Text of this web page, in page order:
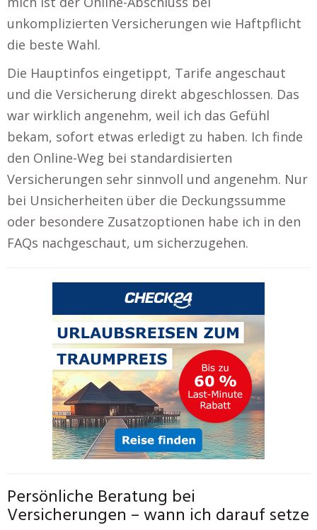
unkomplizierten Versicherungen wie Haftpflicht
die beste Wahl.
Die Hauptinfos eingetippt, Tarife angeschaut
und die Versicherung direkt abgeschlossen. Das
war wirklich angenehm, weil ich das Gefühl
bekam, sofort etwas erledigt zu haben. Ich finde
den Online-Weg bei standardisierten
Versicherungen sehr sinnvoll und angenehm. Nur
bei Unsicherheiten über die Deckungssumme
oder besondere Zusatzoptionen habe ich in den
FAQs nachgeschaut, um sicherzugehen.
Persönliche Beratung bei
Versicherungen – wann ich darauf setze